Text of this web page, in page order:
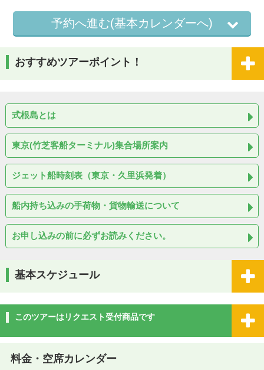
予約へ進む(基本カレンダーへ)
おすすめツアーポイント！
式根島とは
東京(竹芝客船ターミナル)集合場所案内
ジェット船時刻表（東京・久里浜発着）
船内持ち込みの手荷物・貨物輸送について
お申し込みの前に必ずお読みください。
基本スケジュール
このツアーはリクエスト受付商品です
料金・空席カレンダー